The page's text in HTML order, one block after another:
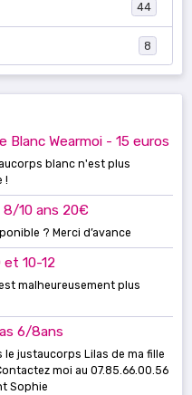
44
8
Wearmoi - 15 euros
blanc n'est plus
!
10 ans 20€
? Merci d’avance
10-12
malheureusement plus
6/8ans
le justaucorps Lilas de ma fille
moi au 07.85.66.00.56
Sophie